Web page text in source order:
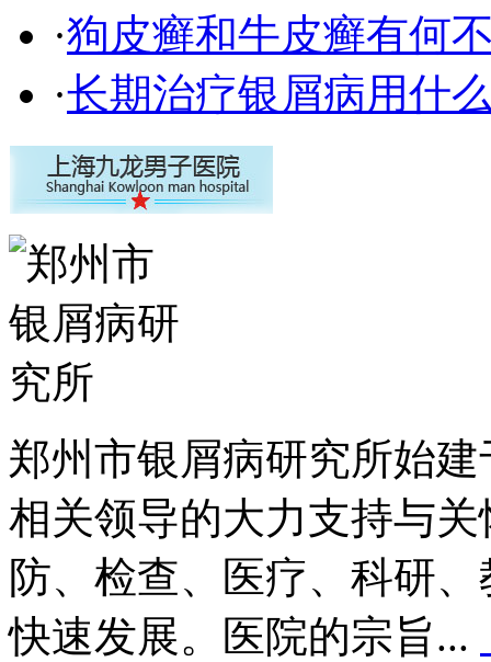
·狗皮癣和牛皮癣有何
·长期治疗银屑病用什
郑州市银屑病研究所始
相关领导的大力支持与
防、检查、医疗、科研
快速发展。医院的宗旨...